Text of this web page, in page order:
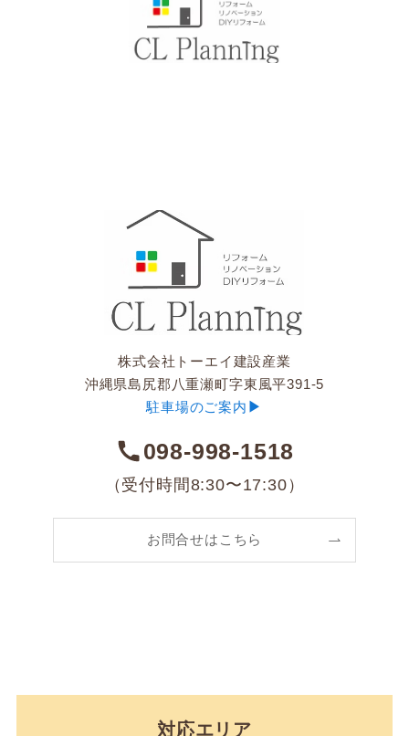
株式会社トーエイ建設産業
沖縄県島尻郡八重瀬町字東風平391-5
駐車場のご案内 ▶︎
098-998-1518
（受付時間8:30〜17:30）
お問合せはこちら
対応エリア